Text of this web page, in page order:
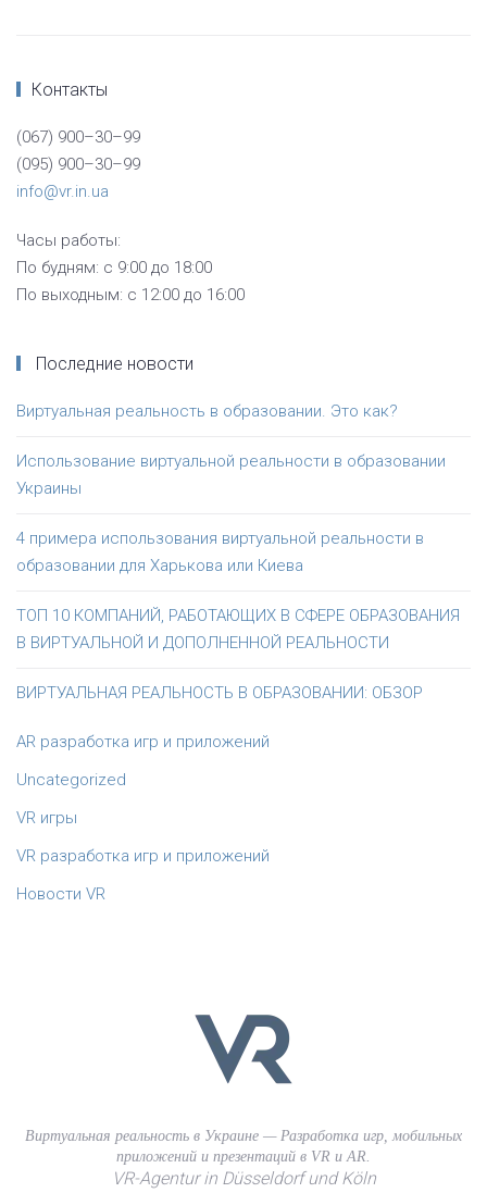
Контакты
(067) 900–30–99
(095) 900–30–99
info@vr.in.ua
Часы работы:
По будням: с 9:00 до 18:00
По выходным: с 12:00 до 16:00
Последние новости
Виртуальная реальность в образовании. Это как?
Использование виртуальной реальности в образовании
Украины
4 примера использования виртуальной реальности в
образовании для Харькова или Киева
ТОП 10 КОМПАНИЙ, РАБОТАЮЩИХ В СФЕРЕ ОБРАЗОВАНИЯ
В ВИРТУАЛЬНОЙ И ДОПОЛНЕННОЙ РЕАЛЬНОСТИ
ВИРТУАЛЬНАЯ РЕАЛЬНОСТЬ В ОБРАЗОВАНИИ: ОБЗОР
AR разработка игр и приложений
Uncategorized
VR игры
VR разработка игр и приложений
Новости VR
Виртуальная реальность в Украине — Разработка игр, мобильных
приложений и презентаций в VR и AR.
VR-Agentur in Düsseldorf und Köln